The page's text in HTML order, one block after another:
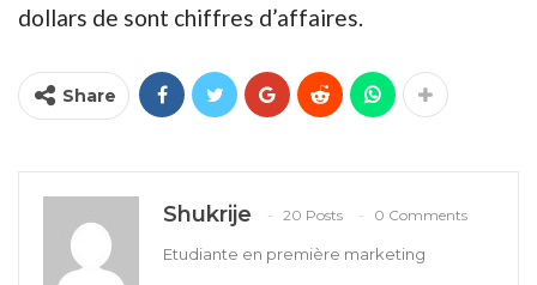
dollars de sont chiffres d’affaires.
Share
Shukrije 20 Posts 0 Comments
Etudiante en première marketing